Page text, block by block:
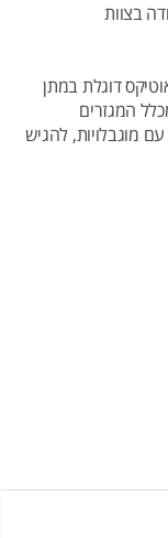
בצוות
דוגלת במתן
המגזרים
מוגבלויות, להגיש